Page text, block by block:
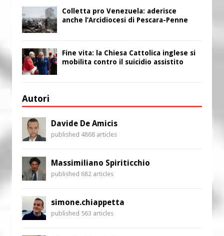
Colletta pro Venezuela: aderisce
anche l’Arcidiocesi di Pescara-Penne
Fine vita: la Chiesa Cattolica inglese si
mobilita contro il suicidio assistito
Autori
Davide De Amicis
published 4868 articles
Massimiliano Spiriticchio
published 682 articles
simone.chiappetta
published 563 articles